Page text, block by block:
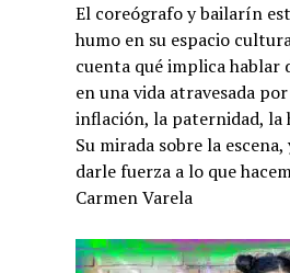
El coreógrafo y bailarín
humo en su espacio
cuenta qué implica hablar
en una vida atravesada
inflación, la paternidad, la
Su mirada sobre la
darle fuerza a lo que
Carmen Varela